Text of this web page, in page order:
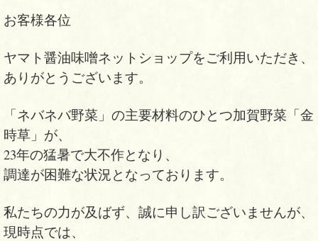
お客様各位
ヤマト醤油味噌ネットショップをご利用いただき、
ありがとうございます。
「ネバネバ野菜」の主要材料のひとつ加賀野菜「金
時草」が、
23年の猛暑で大不作となり、
調達が困難な状況となっております。
私たちの力が及ばず、誠に申し訳ございませんが、
現時点では、